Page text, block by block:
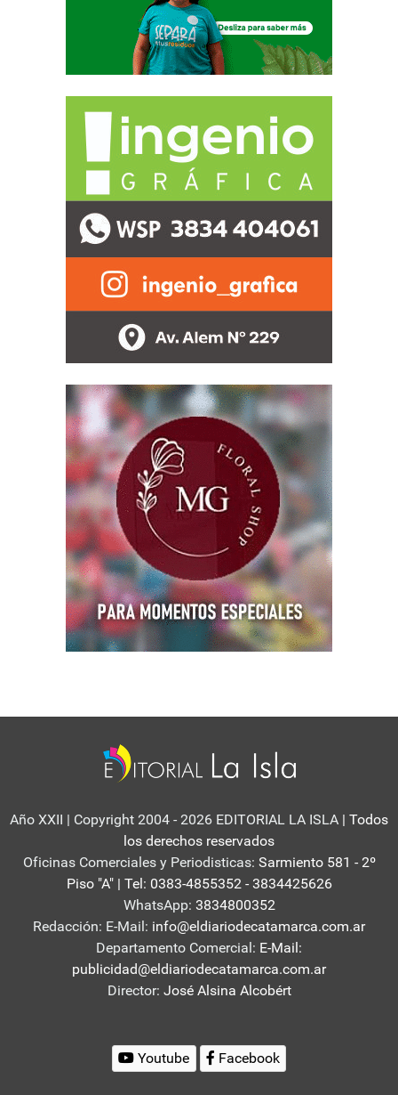
Año XXII | Copyright 2004 - 2026 EDITORIAL LA ISLA | Todos
los derechos reservados
Oficinas Comerciales y Periodisticas: Sarmiento 581 - 2º
Piso "A" | Tel: 0383-4855352 - 3834425626
WhatsApp: 3834800352
Redacción: E-Mail: info@eldiariodecatamarca.com.ar
Departamento Comercial: E-Mail:
publicidad@eldiariodecatamarca.com.ar
Director: José Alsina Alcobért
Youtube Facebook